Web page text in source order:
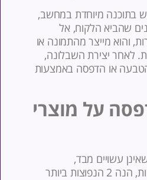
מיוחדת במחשב,
הלקוח, אל
מהתמונה או
יצירת השבלונה,
הדפסה באמצעות
מוצרי
מבד,
משתמשים במגוון שיטות, הנה 2 הנפוצות ביותר